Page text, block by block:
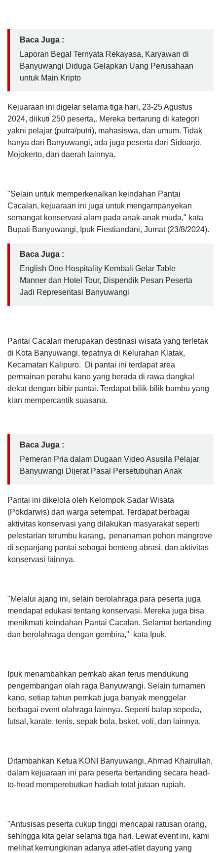
Baca Juga :
Laporan Begal Ternyata Rekayasa, Karyawan di
Banyuwangi Diduga Gelapkan Uang Perusahaan
untuk Main Kripto
Kejuaraan ini digelar selama tiga hari, 23-25 Agustus
2024, diikuti 250 peserta,. Mereka bertarung di kategori
yakni pelajar (putra/putri), mahasiswa, dan umum. Tidak
hanya dari Banyuwangi, ada juga peserta dari Sidoarjo,
Mojokerto, dan daerah lainnya.
"Selain untuk memperkenalkan keindahan Pantai
Cacalan, kejuaraan ini juga untuk mengampanyekan
semangat konservasi alam pada anak-anak muda," kata
Bupati Banyuwangi, Ipuk Fiestiandani, Jumat (23/8/2024).
Baca Juga :
English One Hospitality Kembali Gelar Table
Manner dan Hotel Tour, Dispendik Pesan Peserta
Jadi Representasi Banyuwangi
Pantai Cacalan merupakan destinasi wisata yang terletak
di Kota Banyuwangi, tepatnya di Kelurahan Klatak,
Kecamatan Kalipuro. Di pantai ini terdapat area
permainan perahu kano yang berada di rawa dangkal
dekat dengan bibir pantai. Terdapat bilik-bilik bambu yang
kian mempercantik suasana.
Baca Juga :
Pemeran Pria dalam Dugaan Video Asusila Pelajar
Banyuwangi Dijerat Pasal Persetubuhan Anak
Pantai ini dikelola oleh Kelompok Sadar Wisata
(Pokdarwis) dari warga setempat. Terdapat berbagai
aktivitas konservasi yang dilakukan masyarakat seperti
pelestarian terumbu karang, penanaman pohon mangrove
di sepanjang pantai sebagai benteng abrasi, dan aktivitas
konservasi lainnya.
"Melalui ajang ini, selain berolahraga para peserta juga
mendapat edukasi tentang konservasi. Mereka juga bisa
menikmati keindahan Pantai Cacalan. Selamat bertanding
dan berolahraga dengan gembira," kata Ipuk.
Ipuk menambahkan pemkab akan terus mendukung
pengembangan olah raga Banyuwangi. Selain turnamen
kano, setiap tahun pemkab juga banyak menggelar
berbagai event olahraga lainnya. Seperti balap sepeda,
futsal, karate, tenis, sepak bola, bsket, voli, dan lainnya.
Ditambahkan Ketua KONI Banyuwangi, Ahmad Khairullah,
dalam kejuaraan ini para peserta bertanding secara head-
to-head memperebutkan hadiah total jutaan rupiah.
"Antusisas peserta cukup tinggi mencapai ratusan orang,
sehingga kita gelar selama tiga hari. Lewat event ini, kami
melihat kemungkinan adanya atlet-atlet dayung yang